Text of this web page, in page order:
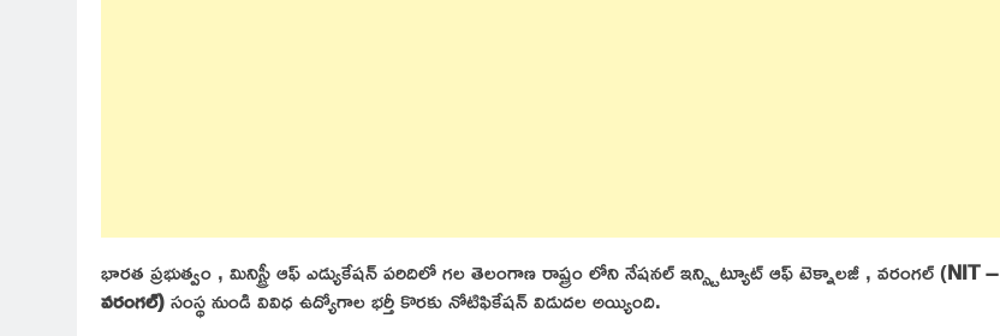
భారత ప్రభుత్వం , మినిస్ట్రీ ఆఫ్ ఎడ్యుకేషన్ పరిదిలో గల తెలంగాణ రాష్ట్రం లోని నేషనల్ ఇన్స్టిట్యూట్ ఆఫ్ టెక్నాలజీ , వరంగల్ (NIT –
వరంగల్)సంస్థ నుండి వివిధ ఉద్యోగాల భర్తీ కొరకు నోటిఫికేషన్ విడుదల అయ్యింది.